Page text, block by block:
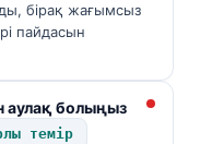
бірақ жағымсыз
пайдасын
аулақ болыңыз
темір